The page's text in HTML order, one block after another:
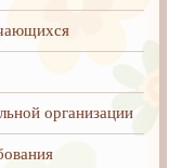
организации